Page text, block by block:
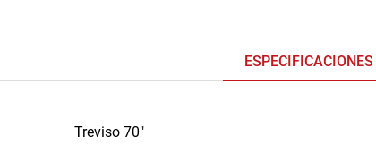
ESPECIFICACIONES
Treviso 70"